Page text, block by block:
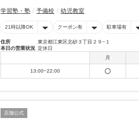
学習塾・塾 予備校 幼児教室
21時以降OK クーポン有 駐車場有
住所
東京都江東区北砂３丁目２９−１
本日の営業状況 定休日
月
13:00~22:00
店舗公式